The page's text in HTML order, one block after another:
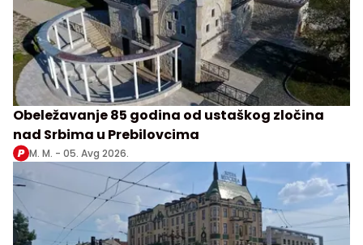
Obeležavanje 85 godina od ustaškog zločina
nad Srbima u Prebilovcima
M. M. - 05. Avg 2026.